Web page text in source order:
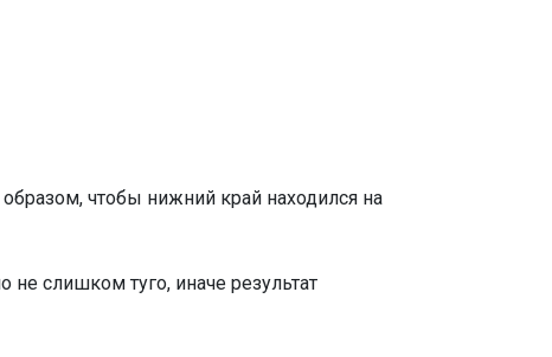
чтобы нижний край находился на
слишком туго, иначе результат